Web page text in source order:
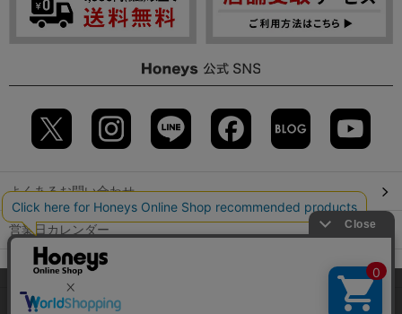
よくあるお問い合わせ
営業日カレンダー
店舗検索
GLOBAL GUIDE（海外からご利用のお客様）
当サイトでは、サイトの利便性向上のため、クッキー(Cookie)を使
用しています。詳しくは「
」をご覧くださ